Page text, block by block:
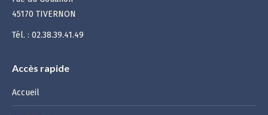
45170 TIVERNON
Tél. : 02.38.39.41.49
Accès rapide
Accueil